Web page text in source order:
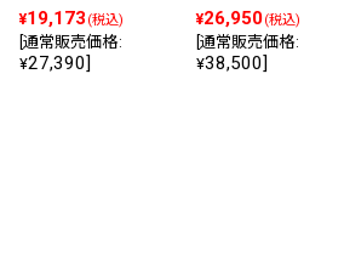
¥19,173 (税込)
通常販売価格:
¥27,390]
¥26,950(税込)
通常販売価格:
¥38,500]